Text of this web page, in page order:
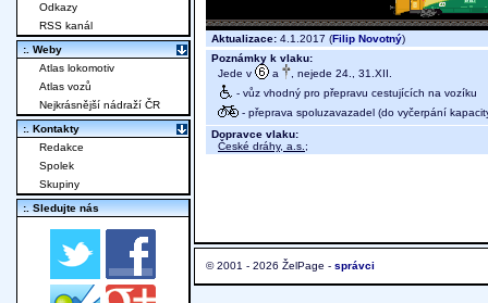
Aktualizace: 4.1.2017 (Filip Novotný)
Poznámky k vlaku:
Jede v
a
, nejede 24., 31.XII.
- vůz vhodný pro přepravu cestujících na vozíku
- přeprava spoluzavazadel (do vyčerpání
Dopravce vlaku:
České dráhy, a.s. ;
© 2001 - 2026 ŽelPage - správci
Odkazy
RSS kanál
:. Weby
Atlas lokomotiv
Atlas vozů
Nejkrásnější nádraží ČR
:. Kontakty
Redakce
Spolek
Skupiny
:. Sledujte nás